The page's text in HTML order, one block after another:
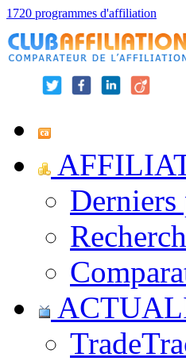
1720 programmes d'affiliation
Derniers